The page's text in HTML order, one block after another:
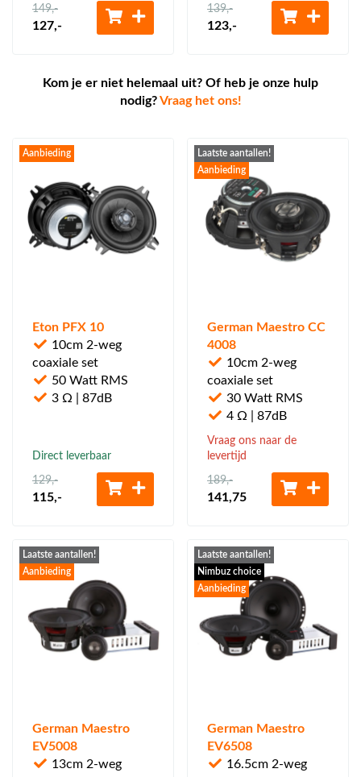
149,-
127,-
139,-
123,-
Kom je er niet helemaal uit? Of heb je onze hulp
nodig?Vraag het ons!
Aanbieding
Eton PFX 10
10cm 2-weg
coaxiale set
50 Watt RMS
3 Ω | 87dB
Direct leverbaar
129,-
115,-
Laatste aantallen!
Aanbieding
German Maestro CC
4008
10cm 2-weg
coaxiale set
30 Watt RMS
4 Ω | 87dB
Vraag ons naar de
levertijd
189,-
141,75
Laatste aantallen!
Aanbieding
German Maestro
EV5008
13cm 2-weg
Laatste aantallen!
Nimbuz choice
Aanbieding
German Maestro
EV6508
16.5cm 2-weg